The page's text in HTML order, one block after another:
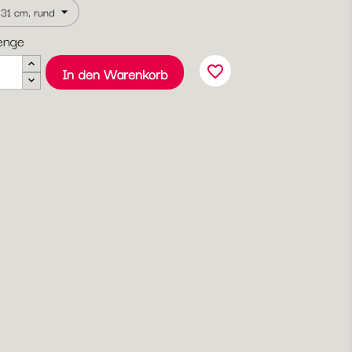
In den Warenkorb
favorite_border